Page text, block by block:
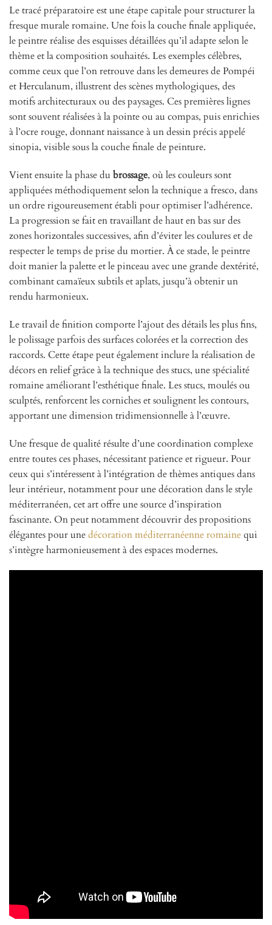
Le tracé préparatoire est une étape capitale pour structurer la
fresque murale romaine. Une fois la couche finale appliquée,
le peintre réalise des esquisses détaillées qu’il adapte selon le
thème et la composition souhaités. Les exemples célèbres,
comme ceux que l’on retrouve dans les demeures de Pompéi
et Herculanum, illustrent des scènes mythologiques, des
motifs architecturaux ou des paysages. Ces premières lignes
sont souvent réalisées à la pointe ou au compas, puis enrichies
à l’ocre rouge, donnant naissance à un dessin précis appelé
sinopia, visible sous la couche finale de peinture.
Vient ensuite la phase du brossage, où les couleurs sont
appliquées méthodiquement selon la technique a fresco, dans
un ordre rigoureusement établi pour optimiser l’adhérence.
La progression se fait en travaillant de haut en bas sur des
zones horizontales successives, afin d’éviter les coulures et de
respecter le temps de prise du mortier. À ce stade, le peintre
doit manier la palette et le pinceau avec une grande dextérité,
combinant camaïeux subtils et aplats, jusqu’à obtenir un
rendu harmonieux.
Le travail de finition comporte l’ajout des détails les plus fins,
le polissage parfois des surfaces colorées et la correction des
raccords. Cette étape peut également inclure la réalisation de
décors en relief grâce à la technique des stucs, une spécialité
romaine améliorant l’esthétique finale. Les stucs, moulés ou
sculptés, renforcent les corniches et soulignent les contours,
apportant une dimension tridimensionnelle à l’œuvre.
Une fresque de qualité résulte d’une coordination complexe
entre toutes ces phases, nécessitant patience et rigueur. Pour
ceux qui s’intéressent à l’intégration de thèmes antiques dans
leur intérieur, notamment pour une décoration dans le style
méditerranéen, cet art offre une source d’inspiration
fascinante. On peut notamment découvrir des propositions
élégantes pour unedécoration méditerranéenne romainequi
s’intègre harmonieusement à des espaces modernes.